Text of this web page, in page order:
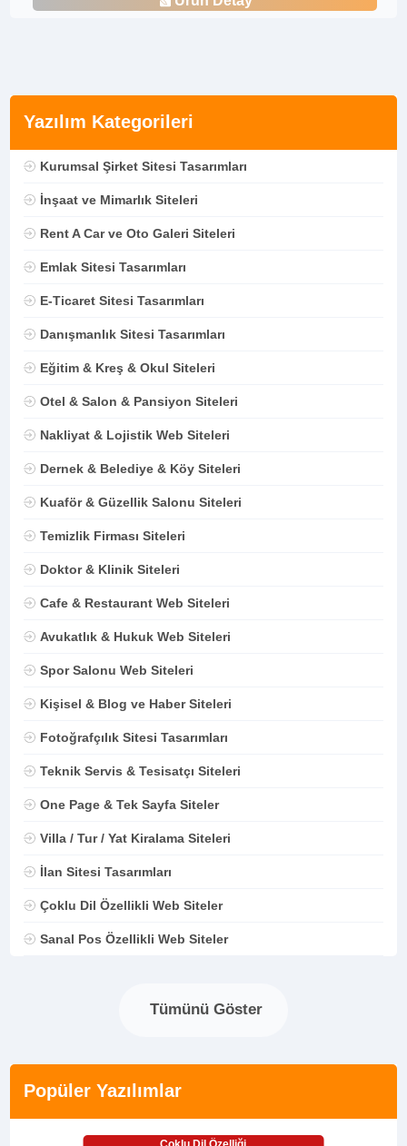
Yazılım Kategorileri
Kurumsal Şirket Sitesi Tasarımları
İnşaat ve Mimarlık Siteleri
Rent A Car ve Oto Galeri Siteleri
Emlak Sitesi Tasarımları
E-Ticaret Sitesi Tasarımları
Danışmanlık Sitesi Tasarımları
Eğitim & Kreş & Okul Siteleri
Otel & Salon & Pansiyon Siteleri
Nakliyat & Lojistik Web Siteleri
Dernek & Belediye & Köy Siteleri
Kuaför & Güzellik Salonu Siteleri
Temizlik Firması Siteleri
Doktor & Klinik Siteleri
Cafe & Restaurant Web Siteleri
Avukatlık & Hukuk Web Siteleri
Spor Salonu Web Siteleri
Kişisel & Blog ve Haber Siteleri
Fotoğrafçılık Sitesi Tasarımları
Teknik Servis & Tesisatçı Siteleri
One Page & Tek Sayfa Siteler
Villa / Tur / Yat Kiralama Siteleri
İlan Sitesi Tasarımları
Çoklu Dil Özellikli Web Siteler
Sanal Pos Özellikli Web Siteler
Tümünü Göster
Popüler Yazılımlar